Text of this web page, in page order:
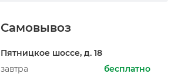
Самовывоз
Пятницкое шоссе, д. 18
завтра
бесплатно